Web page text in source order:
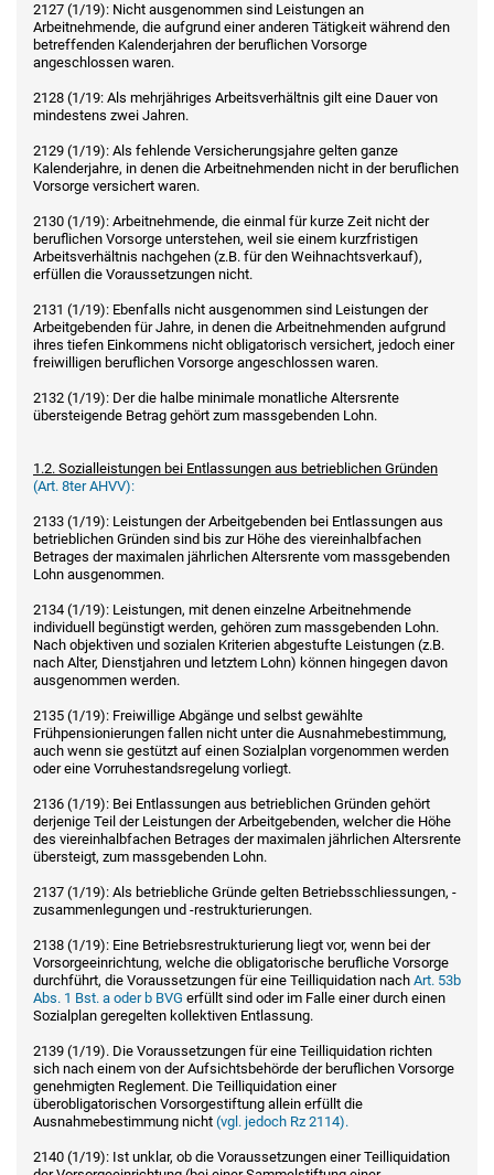
2127 (1/19): Nicht ausgenommen sind Leistungen an
Arbeitnehmende, die aufgrund einer anderen Tätigkeit während den
betreffenden Kalenderjahren der beruflichen Vorsorge
angeschlossen waren.
2128 (1/19: Als mehrjähriges Arbeitsverhältnis gilt eine Dauer von
mindestens zwei Jahren.
2129 (1/19): Als fehlende Versicherungsjahre gelten ganze
Kalenderjahre, in denen die Arbeitnehmenden nicht in der beruflichen
Vorsorge versichert waren.
2130 (1/19): Arbeitnehmende, die einmal für kurze Zeit nicht der
beruflichen Vorsorge unterstehen, weil sie einem kurzfristigen
Arbeitsverhältnis nachgehen (z.B. für den Weihnachtsverkauf),
erfüllen die Voraussetzungen nicht.
2131 (1/19): Ebenfalls nicht ausgenommen sind Leistungen der
Arbeitgebenden für Jahre, in denen die Arbeitnehmenden aufgrund
ihres tiefen Einkommens nicht obligatorisch versichert, jedoch einer
freiwilligen beruflichen Vorsorge angeschlossen waren.
2132 (1/19): Der die halbe minimale monatliche Altersrente
übersteigende Betrag gehört zum massgebenden Lohn.
1.2. Sozialleistungen bei Entlassungen aus betrieblichen Gründen
(Art. 8ter AHVV):
2133 (1/19): Leistungen der Arbeitgebenden bei Entlassungen aus
betrieblichen Gründen sind bis zur Höhe des viereinhalbfachen
Betrages der maximalen jährlichen Altersrente vom massgebenden
Lohn ausgenommen.
2134 (1/19): Leistungen, mit denen einzelne Arbeitnehmende
individuell begünstigt werden, gehören zum massgebenden Lohn.
Nach objektiven und sozialen Kriterien abgestufte Leistungen (z.B.
nach Alter, Dienstjahren und letztem Lohn) können hingegen davon
ausgenommen werden.
2135 (1/19): Freiwillige Abgänge und selbst gewählte
Frühpensionierungen fallen nicht unter die Ausnahmebestimmung,
auch wenn sie gestützt auf einen Sozialplan vorgenommen werden
oder eine Vorruhestandsregelung vorliegt.
2136 (1/19): Bei Entlassungen aus betrieblichen Gründen gehört
derjenige Teil der Leistungen der Arbeitgebenden, welcher die Höhe
des viereinhalbfachen Betrages der maximalen jährlichen Altersrente
übersteigt, zum massgebenden Lohn.
2137 (1/19): Als betriebliche Gründe gelten Betriebsschliessungen, -
zusammenlegungen und -restrukturierungen.
2138 (1/19): Eine Betriebsrestrukturierung liegt vor, wenn bei der
Vorsorgeeinrichtung, welche die obligatorische berufliche Vorsorge
durchführt, die Voraussetzungen für eine Teilliquidation nach Art. 53b
Abs. 1 Bst. a oder b BVG erfüllt sind oder im Falle einer durch einen
Sozialplan geregelten kollektiven Entlassung.
2139 (1/19). Die Voraussetzungen für eine Teilliquidation richten
sich nach einem von der Aufsichtsbehörde der beruflichen Vorsorge
genehmigten Reglement. Die Teilliquidation einer
überobligatorischen Vorsorgestiftung allein erfüllt die
Ausnahmebestimmung nicht (vgl. jedoch Rz 2114).
2140 (1/19): Ist unklar, ob die Voraussetzungen einer Teilliquidation